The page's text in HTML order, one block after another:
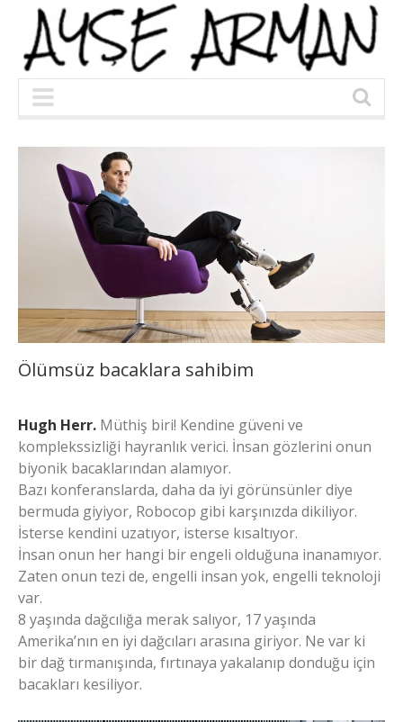
Ölümsüz bacaklara sahibim
Hugh Herr. Müthiş biri! Kendine güveni ve
komplekssizliği hayranlık verici. İnsan gözlerini onun
biyonik bacaklarından alamıyor.
Bazı konferanslarda, daha da iyi görünsünler diye
bermuda giyiyor, Robocop gibi karşınızda dikiliyor.
İsterse kendini uzatıyor, isterse kısaltıyor.
İnsan onun her hangi bir engeli olduğuna inanamıyor.
Zaten onun tezi de, engelli insan yok, engelli teknoloji
var.
8 yaşında dağcılığa merak salıyor, 17 yaşında
Amerika’nın en iyi dağcıları arasına giriyor. Ne var ki
bir dağ tırmanışında, fırtınaya yakalanıp donduğu için
bacakları kesiliyor.